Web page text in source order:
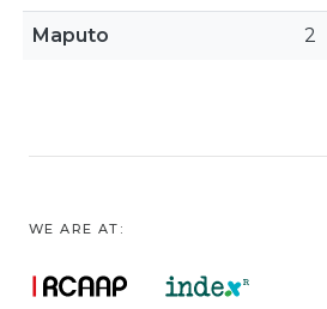
Maputo 2
WE ARE AT: